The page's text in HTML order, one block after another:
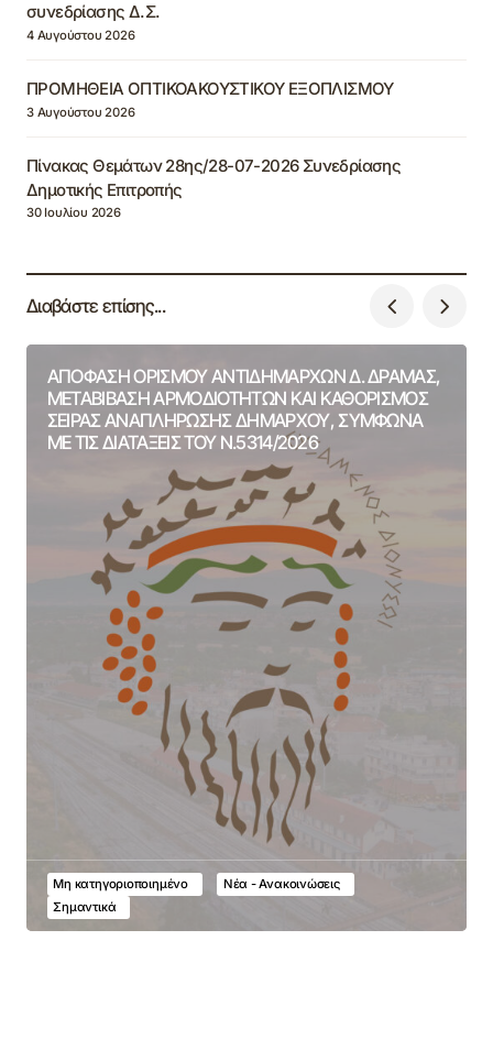
συνεδρίασης Δ.Σ.
4 Αυγούστου 2026
ΠΡΟΜΗΘΕΙΑ ΟΠΤΙΚΟΑΚΟΥΣΤΙΚΟΥ ΕΞΟΠΛΙΣΜΟΥ
3 Αυγούστου 2026
Πίνακας Θεμάτων 28ης/28-07-2026 Συνεδρίασης
Δημοτικής Επιτροπής
30 Ιουλίου 2026
Διαβάστε επίσης...
ΑΠΟΦΑΣΗ ΟΡΙΣΜΟΥ ΑΝΤΙΔΗΜΑΡΧΩΝ Δ. ΔΡΑΜΑΣ,
ΜΕΤΑΒΙΒΑΣΗ ΑΡΜΟΔΙΟΤΗΤΩΝ ΚΑΙ ΚΑΘΟΡΙΣΜΟΣ
ΣΕΙΡΑΣ ΑΝΑΠΛΗΡΩΣΗΣ ΔΗΜΑΡΧΟΥ, ΣΥΜΦΩΝΑ
ΜΕ ΤΙΣ ΔΙΑΤΑΞΕΙΣ ΤΟΥ Ν.5314/2026
Μη κατηγοριοποιημένο
Νέα - Ανακοινώσεις
Σημαντικά